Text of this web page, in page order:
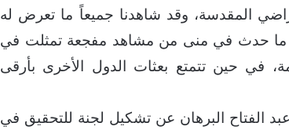
المقدسة، وقد شاهدنا جميعاً ما تعرض له
ما حدث في منى من مشاهد مفجعة تمثلت في
في حين تتمتع بعثات الدول الأخرى بأرقى
الفتاح البرهان عن تشكيل لجنة للتحقيق في